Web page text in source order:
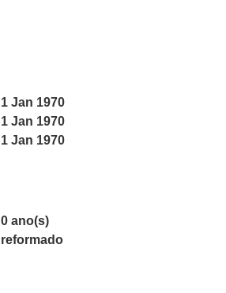
1 Jan 1970
1 Jan 1970
1 Jan 1970
0 ano(s)
reformado